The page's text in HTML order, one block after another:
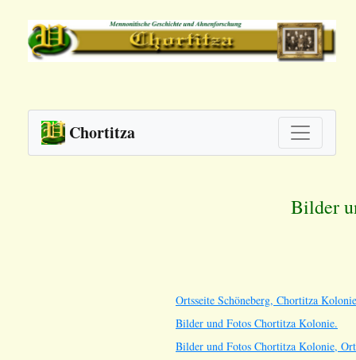
Chortitza
Bilder
Ortsseite Schöneberg, Chortitza
Bilder und Fotos Chortitza Kolonie.
Bilder und Fotos Chortitza Kolonie,